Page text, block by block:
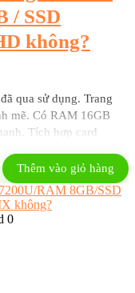
/ SSD
không?
qua sử dụng. Trang
mẽ. Có RAM 16GB
Tích hợp card
sắc nét. Là phiên
Thêm vào giỏ hàng
0